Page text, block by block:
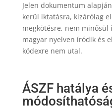
Jelen dokumentum
kerül iktatásra, kizárólag
megkötésre, nem minősül
magyar nyelven íródik és
kódexre nem utal.
ÁSZF hatálya